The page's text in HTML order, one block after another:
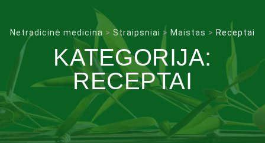
Netradicinė medicina > Straipsniai > Maistas > Receptai
KATEGORIJA:
RECEPTAI